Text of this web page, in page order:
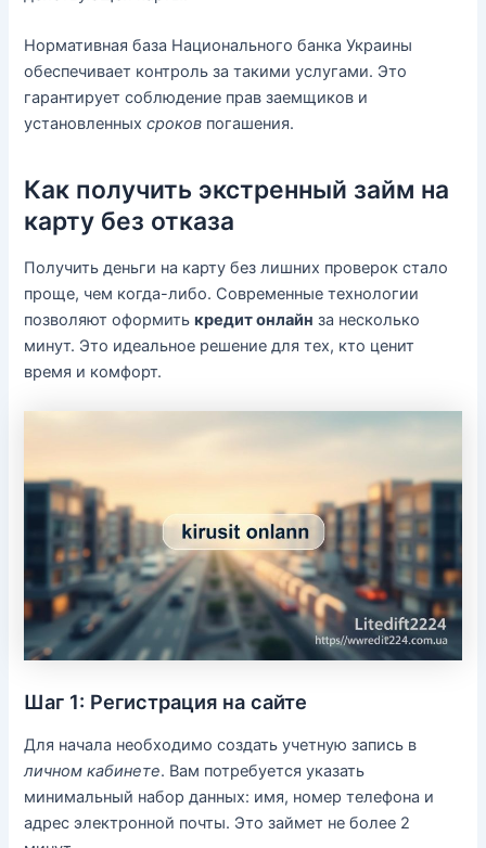
Нормативная база Национального банка Украины
обеспечивает контроль за такими услугами. Это
гарантирует соблюдение прав заемщиков и
установленныхсроков погашения.
Как получить экстренный займ на
карту без отказа
Получить деньги на карту без лишних проверок стало
проще, чем когда-либо. Современные технологии
позволяют оформитькредит онлайн за несколько
минут. Это идеальное решение для тех, кто ценит
время и комфорт.
Шаг 1: Регистрация на сайте
Для начала необходимо создать учетную запись в
личном кабинете. Вам потребуется указать
минимальный набор данных: имя, номер телефона и
адрес электронной почты. Это займет не более 2